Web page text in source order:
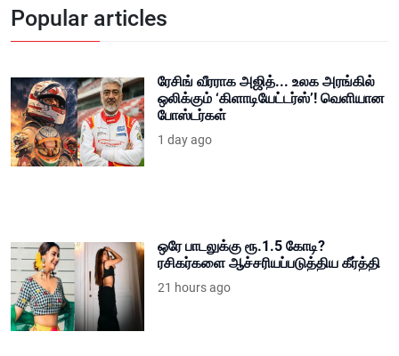
Popular articles
ரேசிங் வீரராக அஜித்... உலக அரங்கில்
ஒலிக்கும் ‘கிளாடியேட்டர்ஸ்’! வெளியான
போஸ்டர்கள்
1 day ago
ஒரே பாடலுக்கு ரூ.1.5 கோடி?
ரசிகர்களை ஆச்சரியப்படுத்திய கீர்த்தி
21 hours ago